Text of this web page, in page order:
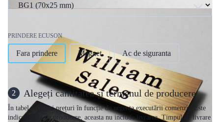
PRINDERE ECUSON
Fara prindere Magnet Ac de siguranta
2 Alegeți cantitatea și termenul de producere
În tabel veți găsi prețuri în funcție de urgența executării comenzii. Este
indicată data de producere, aceasta nu include livrarea. Timpul de livrare